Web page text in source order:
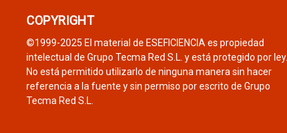
COPYRIGHT
©1999-2025 El material de ESEFICIENCIA es propiedad
intelectual de Grupo Tecma Red S.L. y está protegido por ley.
No está permitido utilizarlo de ninguna manera sin hacer
referencia a la fuente y sin permiso por escrito de Grupo
Tecma Red S.L.